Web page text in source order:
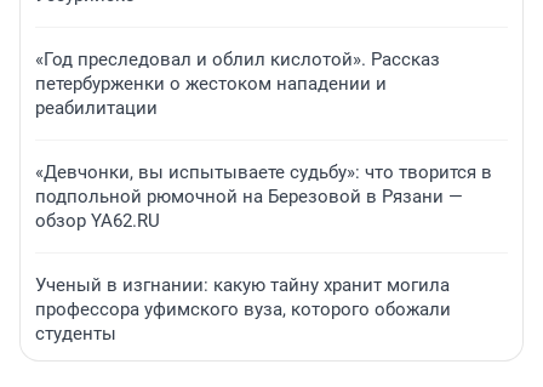
«Год преследовал и облил кислотой». Рассказ
петербурженки о жестоком нападении и
реабилитации
«Девчонки, вы испытываете судьбу»: что творится в
подпольной рюмочной на Березовой в Рязани —
обзор YA62.RU
Ученый в изгнании: какую тайну хранит могила
профессора уфимского вуза, которого обожали
студенты